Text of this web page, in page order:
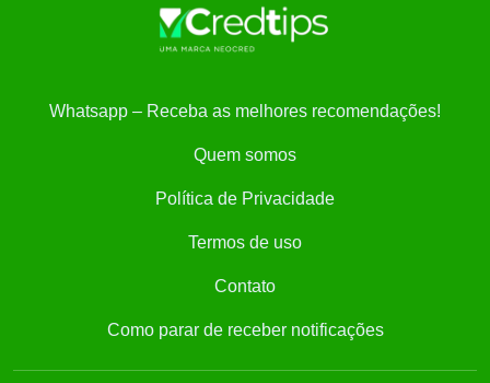
Whatsapp – Receba as melhores recomendações!
Quem somos
Política de Privacidade
Termos de uso
Contato
Como parar de receber notificações